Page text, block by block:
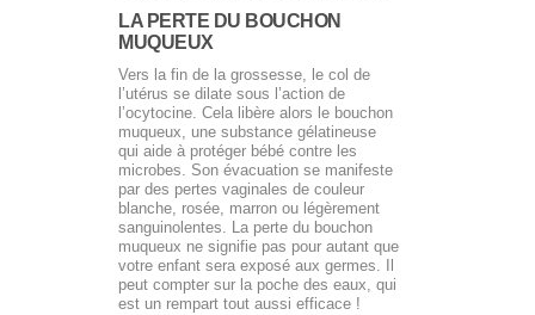
LA PERTE DU BOUCHON
MUQUEUX
Vers la fin de la grossesse, le col de
l’utérus se dilate sous l’action de
l’ocytocine. Cela libère alors le bouchon
muqueux, une substance gélatineuse
qui aide à protéger bébé contre les
microbes. Son évacuation se manifeste
par des pertes vaginales de couleur
blanche, rosée, marron ou légèrement
sanguinolentes. La perte du bouchon
muqueux ne signifie pas pour autant que
votre enfant sera exposé aux germes. Il
peut compter sur la poche des eaux, qui
est un rempart tout aussi efficace !